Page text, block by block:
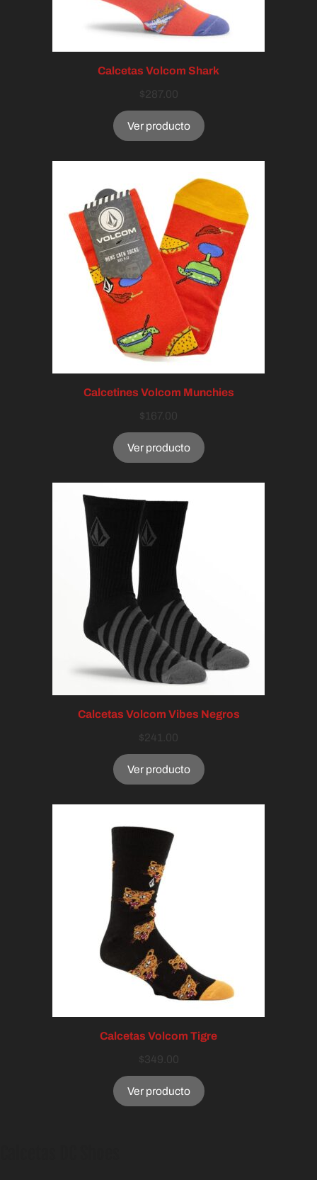
Calcetas Volcom Shark
$287.00
Ver producto
Calcetines Volcom Munchies
$ 167.00
Ver producto
Calcetas Volcom Vibes Negros
$241.00
Ver producto
Calcetas Volcom Tigre
$349.00
Ver producto